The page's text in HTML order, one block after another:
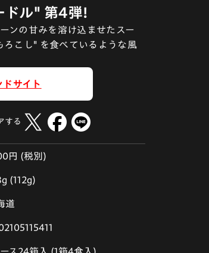
ドル" 第4弾!
ンの甘みを溶け込ませたスー
ろこし" を食べているような風
ドサイト
する
円 (税別)
(112g)
道
ス24箱入 (1箱4食入)